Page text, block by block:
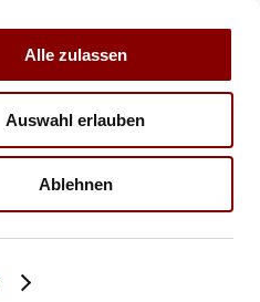
Alle zulassen
Auswahl erlauben
Ablehnen
TRAINER